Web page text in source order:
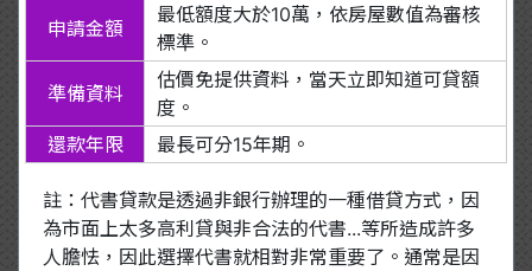
申請金額
最低額度大於10萬，依房屋數值為審核
標準。
準備資料
估價免提供資料，當天立即知道可貸額
度。
還款年限
最長可分15年期。
註：代書貸款是透過非銀行辦理的一種借貸方式，因
為市面上太多高利貸與非合法的代書...等所造成許多
人膽怯，因此選擇代書就相對非常重要了。通常是因